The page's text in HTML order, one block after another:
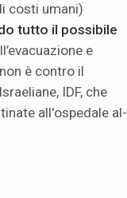
costi umani)
tutto il possibile
e
è contro il
IDF, che
all'ospedale al-